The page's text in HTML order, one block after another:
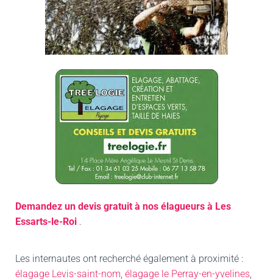
Demandez un devis gratuit à nos élagueurs à Les
Essarts-le-Roi .
Les internautes ont recherché également à proximité :
élagage Levis-saint-nom, élagage le Perray-en-yvelines,